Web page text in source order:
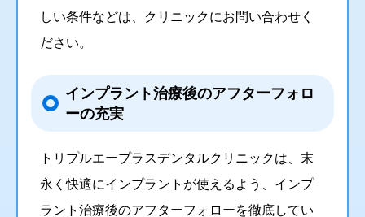
しい条件などは、クリニックにお問い合わせく
ださい。
インプラント治療後のアフターフォロ
ーの充実
トリプルエープラスデンタルクリニックは、末
永く快適にインプラントが使えるよう、インプ
ラント治療後のアフターフォローを徹底してい